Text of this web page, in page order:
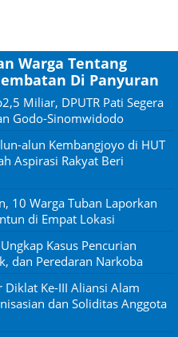
Warga Tentang
Di Panyuran
Miliar, DPUTR Pati Segera
Godo-Sinomwidodo
alun Kembangjoyo di HUT
Aspirasi Rakyat Beri
10 Warga Tuban Laporkan
di Empat Lokasi
Kasus Pencurian
dan Peredaran Narkoba
Diklat Ke-III Aliansi Alam
dan Soliditas Anggota